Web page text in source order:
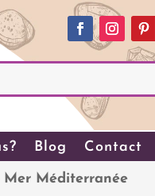
Blog Contact
Mer Méditerranée